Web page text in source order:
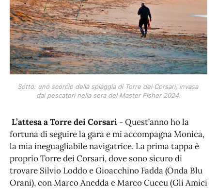
Sotto: uno scorcio della spiaggia di Torre dei Corsari, invasa
dai pescatori nella sera del Master Fisher 2024.
L’attesa a Torre dei Corsari - Quest’anno ho la
fortuna di seguire la gara e mi accompagna Monica,
la mia ineguagliabile navigatrice. La prima tappa è
proprio Torre dei Corsari, dove sono sicuro di
trovare Silvio Loddo e Gioacchino Fadda (Onda Blu
Orani), con Marco Anedda e Marco Cuccu (Gli Amici